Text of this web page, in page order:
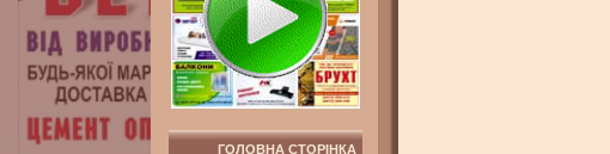
ГОЛОВНА СТОРІНКА